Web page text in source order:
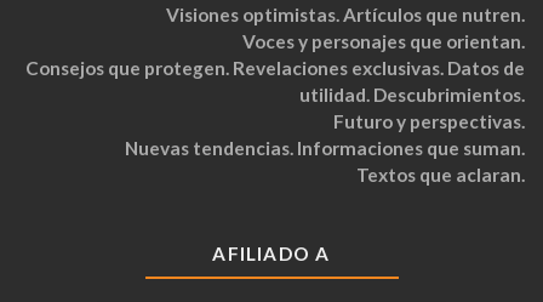
Visiones optimistas. Artículos que nutren.
Voces y personajes que orientan.
Consejos que protegen. Revelaciones exclusivas. Datos de
utilidad. Descubrimientos.
Futuro y perspectivas.
Nuevas tendencias. Informaciones que suman.
Textos que aclaran.
AFILIADO A